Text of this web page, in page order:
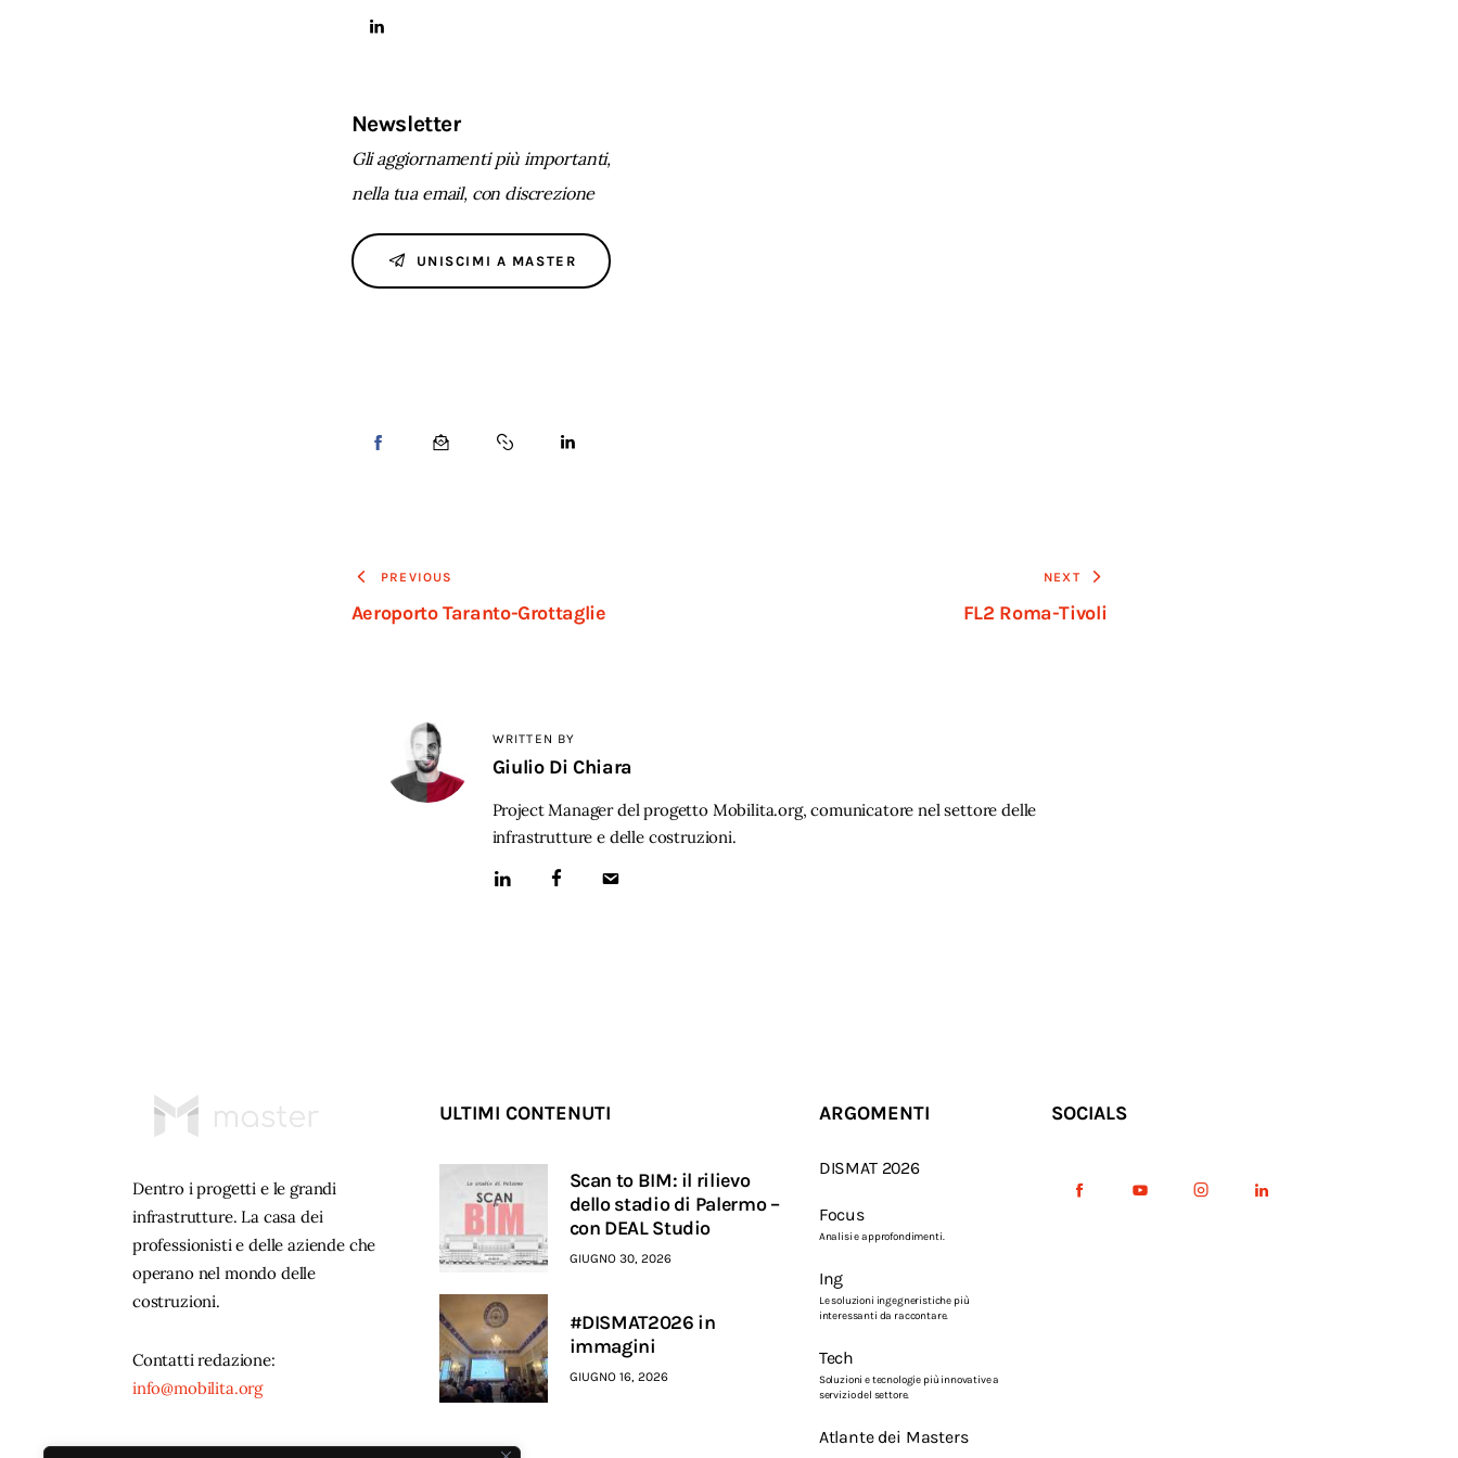
Newsletter
Gli aggiornamenti più importanti,
nella tua email, con discrezione
UNISCIMI A MASTER
PREVIOUS
Aeroporto Taranto-Grottaglie
NEXT
FL2 Roma-Tivoli
WRITTEN BY
Giulio Di Chiara
Project Manager del progetto Mobilita.org, comunicatore nel settore delle
infrastrutture e delle costruzioni.
Dentro i progetti e le grandi
infrastrutture. La casa dei
professionisti e delle aziende che
operano nel mondo delle
costruzioni.
Contatti redazione:
info@mobilita.org
ULTIMI CONTENUTI
Scan to BIM: il rilievo
dello stadio di Palermo –
con DEAL Studio
GIUGNO 30, 2026
#DISMAT2026 in
immagini
GIUGNO 16, 2026
ARGOMENTI
DISMAT 2026
Focus
Analisi e approfondimenti.
Ing
Le soluzioni ingegneristiche più
interessanti da raccontare.
Tech
Soluzioni e tecnologie più innovative a
servizio del settore.
Atlante dei Masters
SOCIALS